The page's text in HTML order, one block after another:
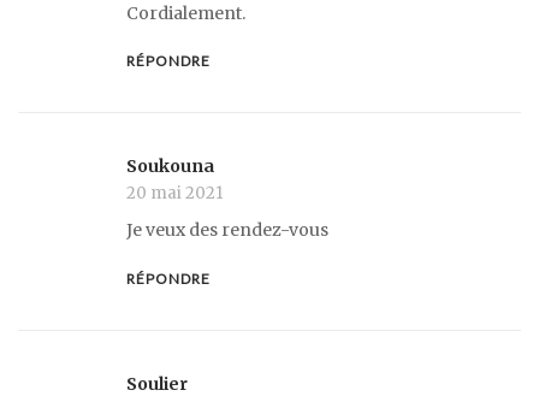
Cordialement.
RÉPONDRE
Soukouna
20 mai 2021
Je veux des rendez-vous
RÉPONDRE
Soulier